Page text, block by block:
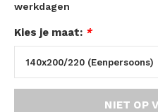
werkdagen
Kies je maat: *
NIET OP